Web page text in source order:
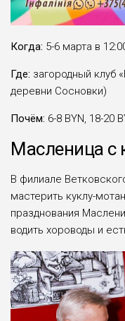
Когда: 5-6 марта в
Где: загородный клуб
деревни Сосновки)
Почём: 6-8 BYN, 18-20
Масленица с
В филиале
мастерить куклу-
празднования
водить хороводы и